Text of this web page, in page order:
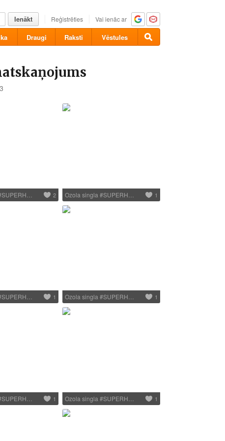
Ienākt Reģistrēties Vai ienāc ar
Draugi Raksti Vēstules
2 Ozola singla #SUPERH… 1
1 Ozola singla #SUPERH… 1
1 Ozola singla #SUPERH… 1